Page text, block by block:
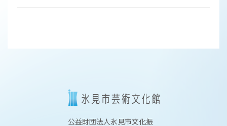
公益財団法人氷見市文化振